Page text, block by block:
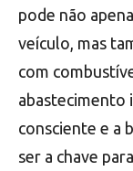
pode não
veículo, mas
com
abastecimento
consciente e a
ser a chave